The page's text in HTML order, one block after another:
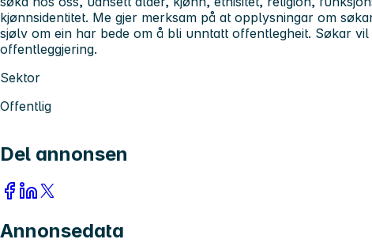
kjønnsidentitet. Me gjer merksam på at opplysningar om
sjølv om ein har bede om å bli unntatt offentlegheit. Søkar
offentleggjering.
Sektor
Offentlig
Del annonsen
Annonsedata